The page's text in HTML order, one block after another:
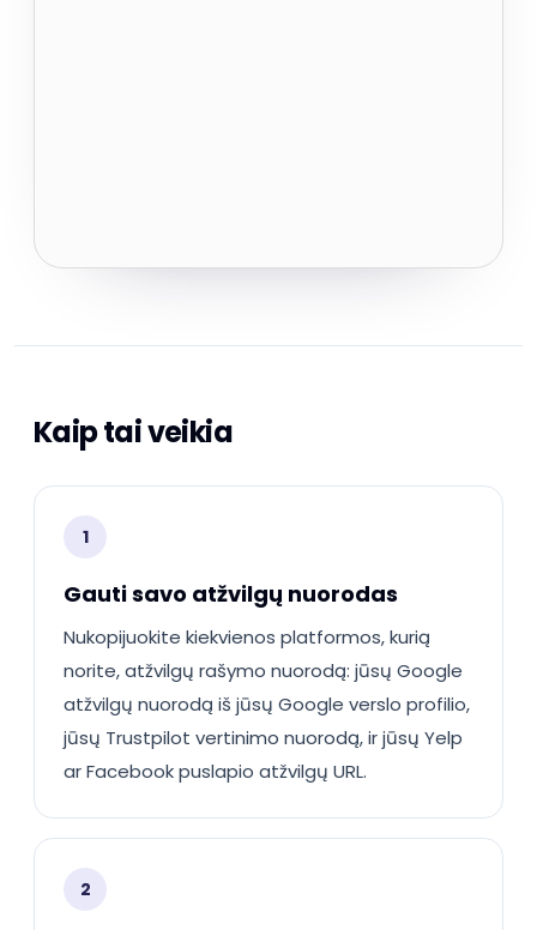
Kaip tai veikia
1
Gauti savo atžvilgų nuorodas
Nukopijuokite kiekvienos platformos, kurią
norite, atžvilgų rašymo nuorodą: jūsų Google
atžvilgų nuorodą iš jūsų Google verslo profilio,
jūsų Trustpilot vertinimo nuorodą, ir jūsų Yelp
ar Facebook puslapio atžvilgų URL.
2